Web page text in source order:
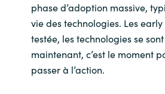
phase d’adoption massive,
vie des technologies. Les
testée, les technologies se
maintenant, c’est le moment
passer à l’action.